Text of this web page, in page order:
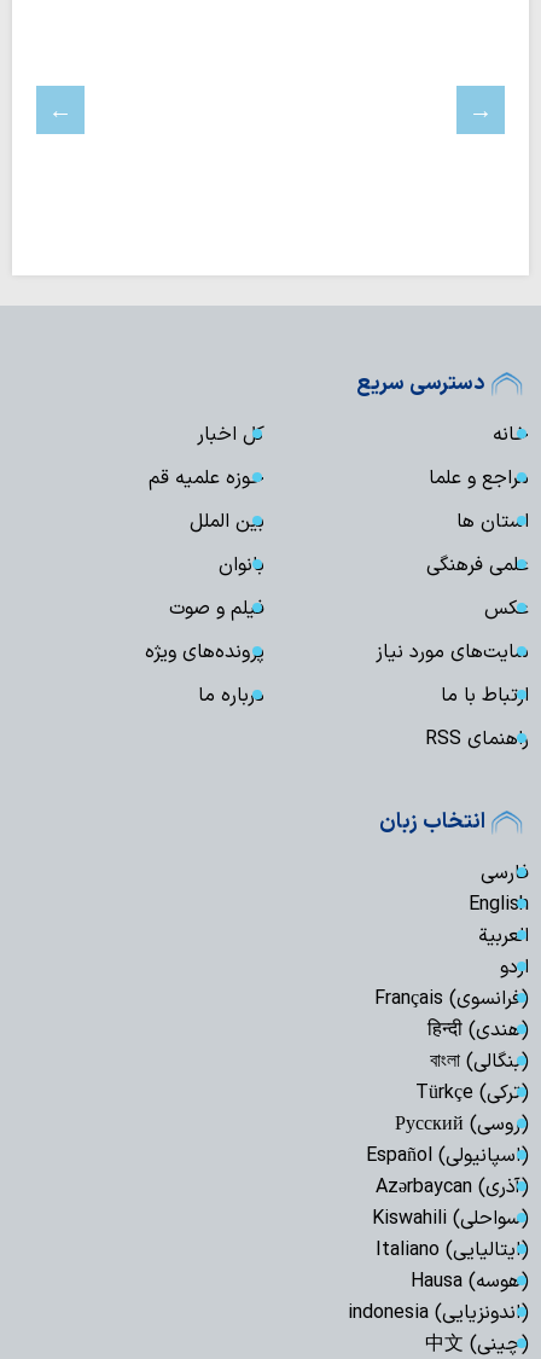
دسترسی سریع
خانه
کل اخبار
مراجع و علما
حوزه علمیه قم
استان ها
بین الملل
علمی فرهنگی
بانوان
عکس
فیلم و صوت
سایت‌های مورد نیاز
پرونده‌های ویژه
ارتباط با ما
درباره ما
راهنمای RSS
انتخاب زبان
فارسی
English
العربیة
اردو
(فرانسوی) Français
(هندی) हिन्दी
(بنگالی) বাংলা
(ترکی) Türkçe
(روسی) Русский
(اسپانیولی) Español
(آذری) Azərbaycan
(سواحلی) Kiswahili
(ایتالیایی) Italiano
(هوسه) Hausa
(اندونزیایی) indonesia
(چینی) 中文